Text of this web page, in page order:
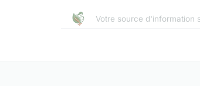
Votre source d'information